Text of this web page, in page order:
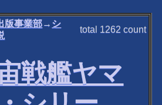
版事業部→ シ
total 1262 count
戦艦ヤマ